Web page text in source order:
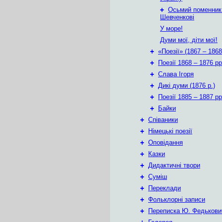
+ Осьмий поменник
Шевченкові
У море!
Думи мої, діти мої!
+ «Поезії» (1867 –
+
Поезії 1868 – 1876
+ Слава Ігоря
+ Дикі думи (1876 р.)
+
Поезії 1885 – 1887
+
Байки
+ Співаники
+
Німецькі поезії
+ Оповідання
+
Казки
+ Дидактичні твори
+ Суміш
+
Переклади
+ Фольклорні записи
+
Переписка Ю.